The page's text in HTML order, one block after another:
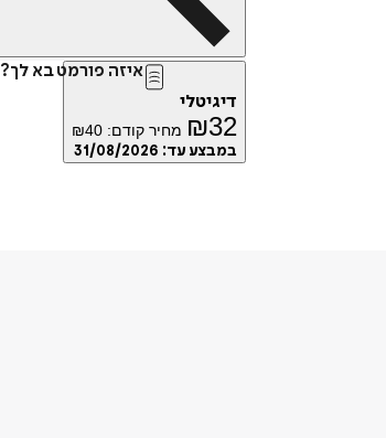
איזה פורמט בא לך?
דיגיטלי
₪32 מחיר קודם: ₪40
במבצע עד: 31/08/2026